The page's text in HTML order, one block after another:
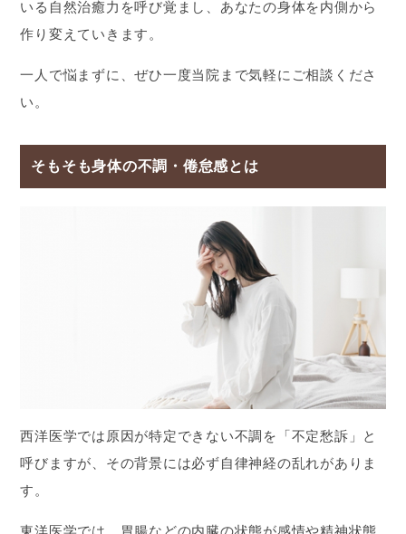
いる自然治癒力を呼び覚まし、あなたの身体を内側から
作り変えていきます。
一人で悩まずに、ぜひ一度当院まで気軽にご相談くださ
い。
そもそも身体の不調・倦怠感とは
西洋医学では原因が特定できない不調を「不定愁訴」と
呼びますが、その背景には必ず自律神経の乱れがありま
す。
東洋医学では、胃腸などの内臓の状態が感情や精神状態